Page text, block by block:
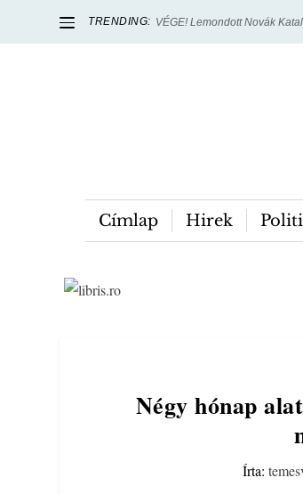
TRENDING: VÉGE! Lemondott Novák
Címlap Hirek
Négy hónap
Írta: